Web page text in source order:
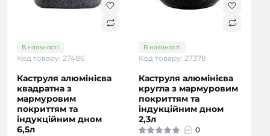
В наявності
Код товару: 27486
Каструля алюмінієва
квадратна з
мармуровим
покриттям та
індукційним дном
6,5л
В наявності
Код товару: 27378
Каструля алюмінієва
кругла з мармуровим
покриттям та
індукційним дном
2,3л
0